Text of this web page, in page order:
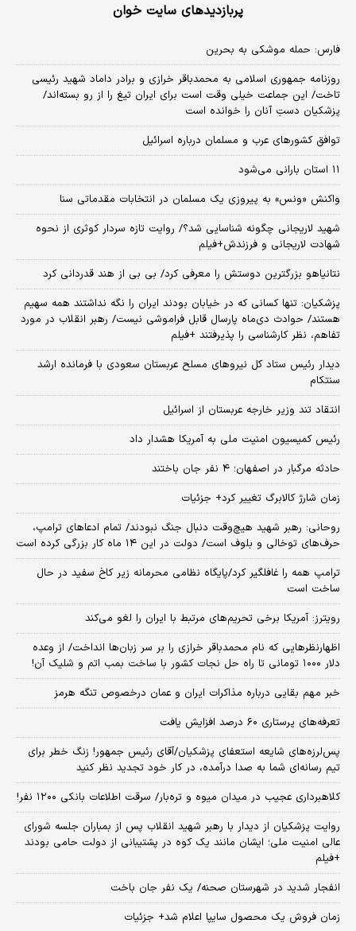
پربازدیدهای سایت خوان
فارس: حمله موشکی به بحرین
روزنامه جمهوری اسلامی به محمدباقر خرازی و برادر داماد شهید رئیسی
تاخت/ این جماعت خیلی وقت است برای ایران تیغ را از رو بسته‌اند/
پزشکیان دستِ آنان را خوانده است
توافق کشورهای عرب و مسلمان درباره اسرائیل
۱۱ استان بارانی می‌شود
واکنش «ونس» به پیروزی یک مسلمان در انتخابات مقدماتی سنا
شهید لاریجانی چگونه شناسایی شد؟/ روایت تازه سردار کوثری از نحوه
شهادت لاریجانی و فرزندش+فیلم
نتانیاهو بزرگترین دوستش را معرفی کرد/ بی بی از هند قدردانی کرد
پزشکیان: تنها کسانی که در خیابان بودند ایران را نگه نداشتند همه سهیم
هستند/ حوادث دی‌ماه پارسال قابل فراموشی نیست/ رهبر انقلاب در مورد
تفاهم، نظر کارشناسی را پذیرفتند +فیلم
دیدار رئیس ستاد کل نیروهای مسلح عربستان سعودی با فرمانده ارشد
سنتکام
انتقاد تند وزیر خارجه عربستان از اسرائیل
رئیس کمیسیون امنیت ملی به آمریکا هشدار داد
حادثه مرگبار در اصفهان؛ ۴ نفر جان باختند
زمان شارژ کالابرگ تغییر کرد+ جزئیات
روحانی: رهبر شهید هیچ‌وقت دنبال جنگ نبودند/ تمام ادعاهای ترامپ،
حرف‌های توخالی و بلوف است/ دولت در این ۱۴ ماه کار بزرگی کرده است
ترامپ همه را غافلگیر کرد/پایگاه نظامی محرمانه زیر کاخ سفید در حال
ساخت است
رویترز: آمریکا برخی تحریم‌های مرتبط با ایران را لغو می‌کند
اظهارنظرهایی که نام محمدباقر خرازی را بر سر زبان‌ها انداخت/ از وعده
دلار ۱۰۰۰ تومانی تا راه حل نجات کشور با ساخت بمب اتم و شلیک آن!
خبر مهم بقایی درباره مذاکرات ایران و عمان درخصوص تنگه هرمز
تعرفه‌های پرستاری ۶۰ درصد افزایش یافت
پس‌لرزه‌های شایعه استعفای پزشکیان/آقای رئیس جمهور! زنگ خطر برای
تیم رسانه‌ای شما به صدا درآمده، در کار خود تجدید نظر کنید
کلاهبرداری عجیب در میدان میوه و تره‌بار/ سرقت اطلاعات بانکی ۱۲۰۰ نفر!
روایت پزشکیان از دیدار با رهبر شهید انقلاب پس از بمباران جلسه شورای
عالی امنیت ملی؛ ایشان مانند یک کوه در پشتیبانی از دولت حامی بودند
+فیلم
انفجار شدید در شهرستان صحنه/ یک نفر جان باخت
زمان فروش یک محصول سایپا اعلام شد+ جزئیات